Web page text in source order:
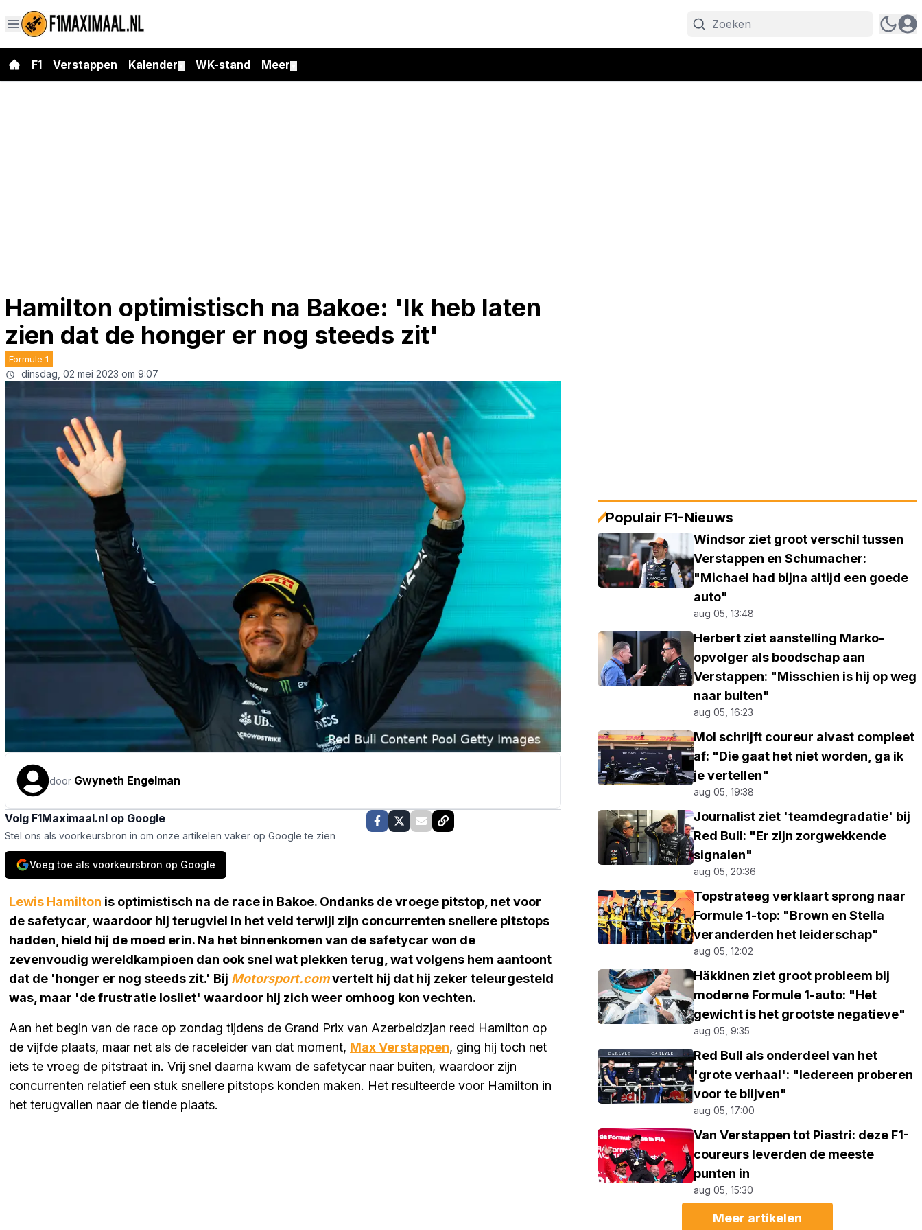
F1 Verstappen Kalender WK-stand Meer
Hamilton optimistisch na Bakoe: 'Ik heb laten
zien dat de honger er nog steeds zit'
Formule 1
dinsdag, 02 mei 2023 om 9:07
door Gwyneth Engelman
Volg F1Maximaal.nl op Google
Stel ons als voorkeursbron in om onze artikelen vaker op Google te zien
Voeg toe als voorkeursbron op Google
Lewis Hamilton is optimistisch na de race in Bakoe. Ondanks de vroege pitstop, net voor
de safetycar, waardoor hij terugviel in het veld terwijl zijn concurrenten snellere pitstops
hadden, hield hij de moed erin. Na het binnenkomen van de safetycar won de
zevenvoudig wereldkampioen dan ook snel wat plekken terug, wat volgens hem aantoont
dat de 'honger er nog steeds zit.' Bij Motorsport.comvertelt hij dat hij zeker teleurgesteld
was, maar 'de frustratie losliet' waardoor hij zich weer omhoog kon vechten.
Aan het begin van de race op zondag tijdens de Grand Prix van Azerbeidzjan reed Hamilton op
de vijfde plaats, maar net als de raceleider van dat moment, Max Verstappen, ging hij toch net
iets te vroeg de pitstraat in. Vrij snel daarna kwam de safetycar naar buiten, waardoor zijn
concurrenten relatief een stuk snellere pitstops konden maken. Het resulteerde voor Hamilton in
het terugvallen naar de tiende plaats.
Populair F1-Nieuws
Windsor ziet groot verschil tussen
Verstappen en Schumacher:
"Michael had bijna altijd een goede
auto"
aug 05, 13:48
Herbert ziet aanstelling Marko-
opvolger als boodschap aan
Verstappen: "Misschien is hij op weg
naar buiten"
aug 05, 16:23
Mol schrijft coureur alvast compleet
af: "Die gaat het niet worden, ga ik
je vertellen"
aug 05, 19:38
Journalist ziet 'teamdegradatie' bij
Red Bull: "Er zijn zorgwekkende
signalen"
aug 05, 20:36
Topstrateeg verklaart sprong naar
Formule 1-top: "Brown en Stella
veranderden het leiderschap"
aug 05, 12:02
Häkkinen ziet groot probleem bij
moderne Formule 1-auto: "Het
gewicht is het grootste negatieve"
aug 05, 9:35
Red Bull als onderdeel van het
'grote verhaal': "Iedereen proberen
voor te blijven"
aug 05, 17:00
Van Verstappen tot Piastri: deze F1-
coureurs leverden de meeste
punten in
aug 05, 15:30
Meer artikelen